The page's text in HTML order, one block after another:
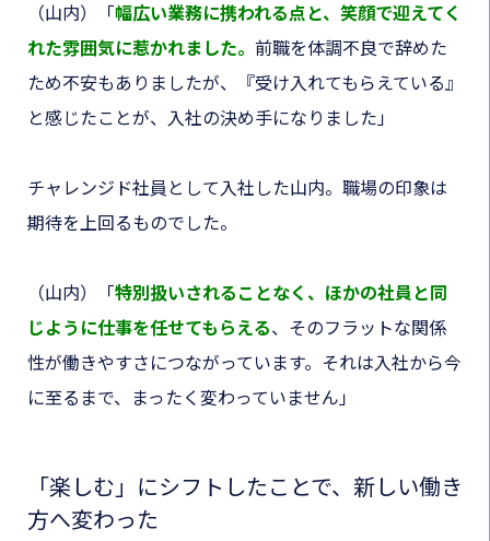
（山内）「 幅広い業務に携われる点と、笑顔で迎えてく
れた雰囲気に惹かれました。 前職を体調不良で辞めた
ため不安もありましたが、『受け入れてもらえている』
と感じたことが、入社の決め手になりました」
チャレンジド社員として入社した山内。職場の印象は
期待を上回るものでした。
（山内）「 特別扱いされることなく、ほかの社員と同
じように仕事を任せてもらえる、 そのフラットな関係
性が働きやすさにつながっています。それは入社から今
に至るまで、まったく変わっていません」
「楽しむ」にシフトしたことで、新しい働き
方へ変わった